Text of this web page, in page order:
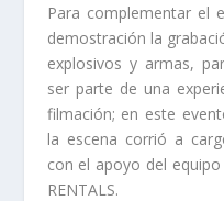
Para complementar el
demostración la
explosivos y armas,
ser parte de una
filmación; en este
la escena corrió a
con el apoyo del
RENTALS.